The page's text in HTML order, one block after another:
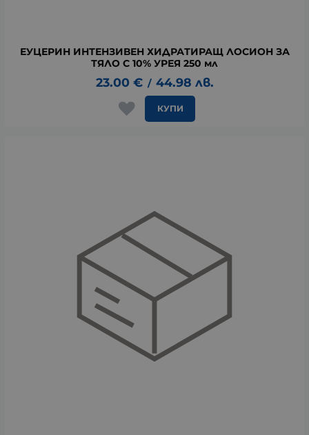
ЕУЦЕРИН ИНТЕНЗИВЕН ХИДРАТИРАЩ ЛОСИОН ЗА
ТЯЛО С 10% УРЕЯ 250 мл
23.00 € / 44.98 лв.
КУПИ